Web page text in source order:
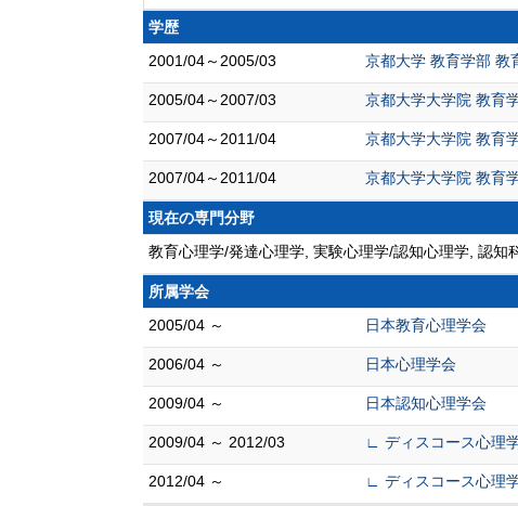
学歴
2001/04～2005/03
京都大学 教育学部 教
2005/04～2007/03 京都大学大学院 教育
2007/04～2011/04 京都大学大学院 教育
2007/04～2011/04 京都大学大学院 教育
現在の専門分野
教育心理学/発達心理学, 実験心理学/認知心理学, 認
所属学会
2005/04 ～
日本教育心理学会
2006/04 ～ 日本心理学会
2009/04 ～ 日本認知心理学会
2009/04 ～ 2012/03 ∟ ディスコース心理
2012/04 ～ ∟ ディスコース心理